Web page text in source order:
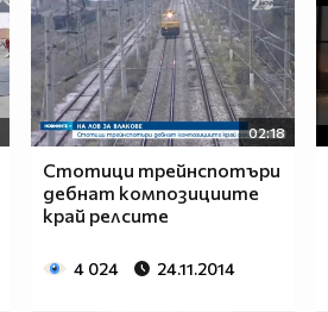
02:18
Стотици трейнспотъри
дебнат композициите
край релсите
4 024 24.11.2014